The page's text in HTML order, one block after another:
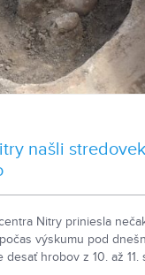
našli
Nitry priniesla
výskumu pod
hrobov z 10. až 11.